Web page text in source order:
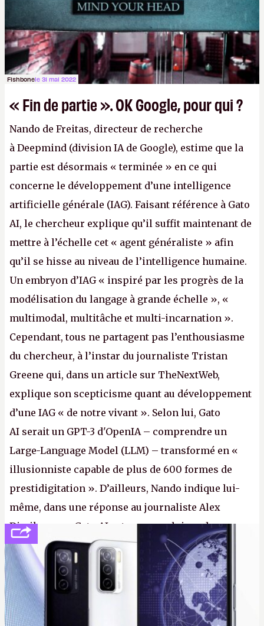
Fishbonele 31 mai 2022
« Fin de partie ». OK Google, pour qui ?
Nando de Freitas, directeur de recherche
à Deepmind (division IA de Google), estime que la
partie est désormais « terminée » en ce qui
concerne le développement d’une intelligence
artificielle générale (IAG). Faisant référence à Gato
AI, le chercheur explique qu’il suffit maintenant de
mettre à l’échelle cet « agent généraliste » afin
qu’il se hisse au niveau de l’intelligence humaine.
Un embryon d’IAG « inspiré par les progrès de la
modélisation du langage à grande échelle », «
multimodal, multitâche et multi-incarnation ».
Cependant, tous ne partagent pas l’enthousiasme
du chercheur, à l’instar du journaliste Tristan
Greene qui, dans un article sur TheNextWeb,
explique son scepticisme quant au développement
d’une IAG « de notre vivant ». Selon lui, Gato
AI serait un GPT-3 d'OpenIA – comprendre un
Large-Language Model (LLM) – transformé en «
illusionniste capable de plus de 600 formes de
prestidigitation ». D’ailleurs, Nando indique lui-
même, dans une réponse au journaliste Alex
Dimikas, que Gato AI est « encore loin » de
prétendre réussir le célèbre test de Turing. (Crédit
photo : Pexels - Arthur Brognoli)